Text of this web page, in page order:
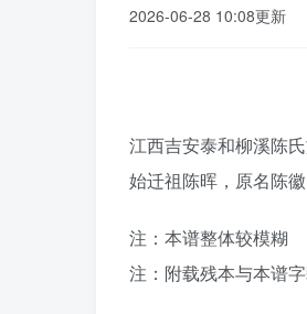
2026-06-28 10:08更新
江西吉安泰和柳溪陈
始迁祖陈晖，原名陈
注：本谱整体较模糊
注：附载残本与本谱